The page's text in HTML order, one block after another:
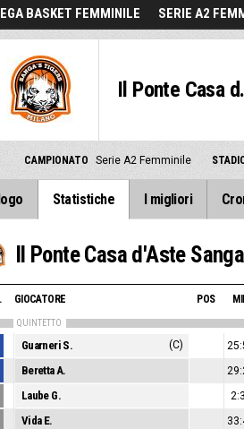
BASKET FEMMINILE SERIE A2
Il Ponte Casa
CAMPIONATO Serie A2 Femminile
Statistiche I migliori
Il Ponte Casa d'Aste
GIOCATORE POS
QUINTETTO
Guarneri S. (C)
Beretta A.
Laube G.
Vida E.